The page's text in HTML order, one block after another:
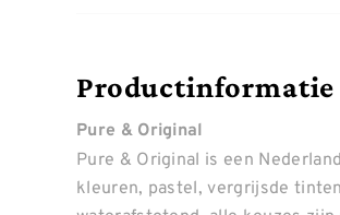
Productinformatie
Pure & Original
Pure & Original is een
kleuren, pastel, vergrijsde